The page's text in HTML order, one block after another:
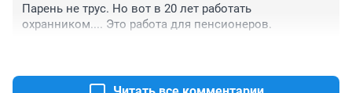
Парень не трус. Но вот в 20 лет работать
охранником.... Это работа для пенсионеров.